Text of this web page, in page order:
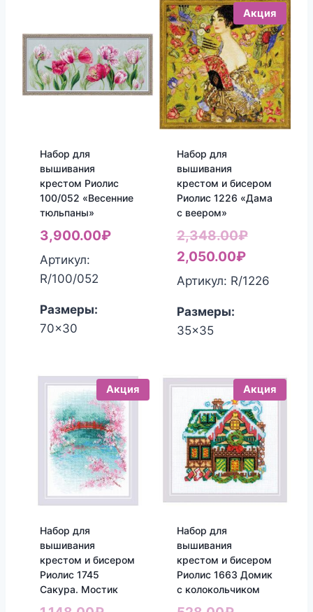
Набор для
вышивания
крестом Риолис
100/052 «Весенние
тюльпаны»
3,900.00₽
Артикул:
R/100/052
Размеры:
70x30
Акция
Набор для
вышивания
крестом и бисером
Риолис 1226 «Дама
с веером»
2,348.00₽
2,050.00₽Текущая
цена:
Артикул: R/1226
Размеры:
35x35
Акция
Набор для
вышивания
крестом и бисером
Риолис 1745
Сакура. Мостик
Акция
Набор для
вышивания
крестом и бисером
Риолис 1663 Домик
с колокольчиком